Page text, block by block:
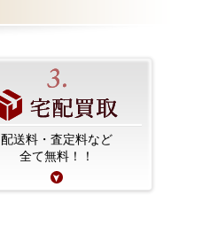
配送料・査定料など
全て無料！！